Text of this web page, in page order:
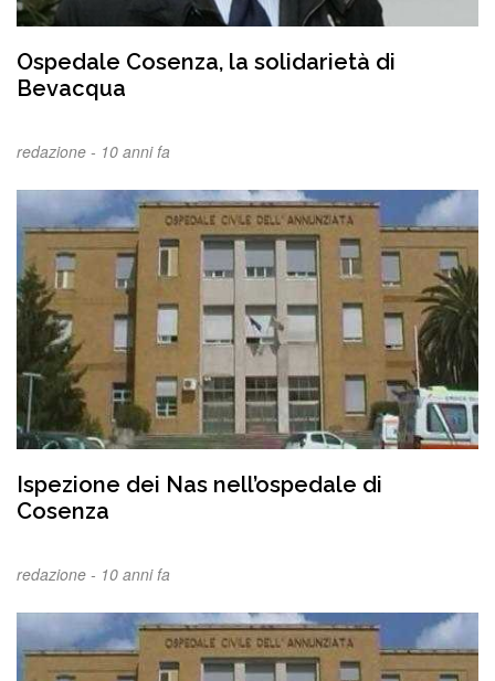
Ospedale Cosenza, la solidarietà di
Bevacqua
redazione - 10 anni fa
Ispezione dei Nas nell’ospedale di
Cosenza
redazione - 10 anni fa